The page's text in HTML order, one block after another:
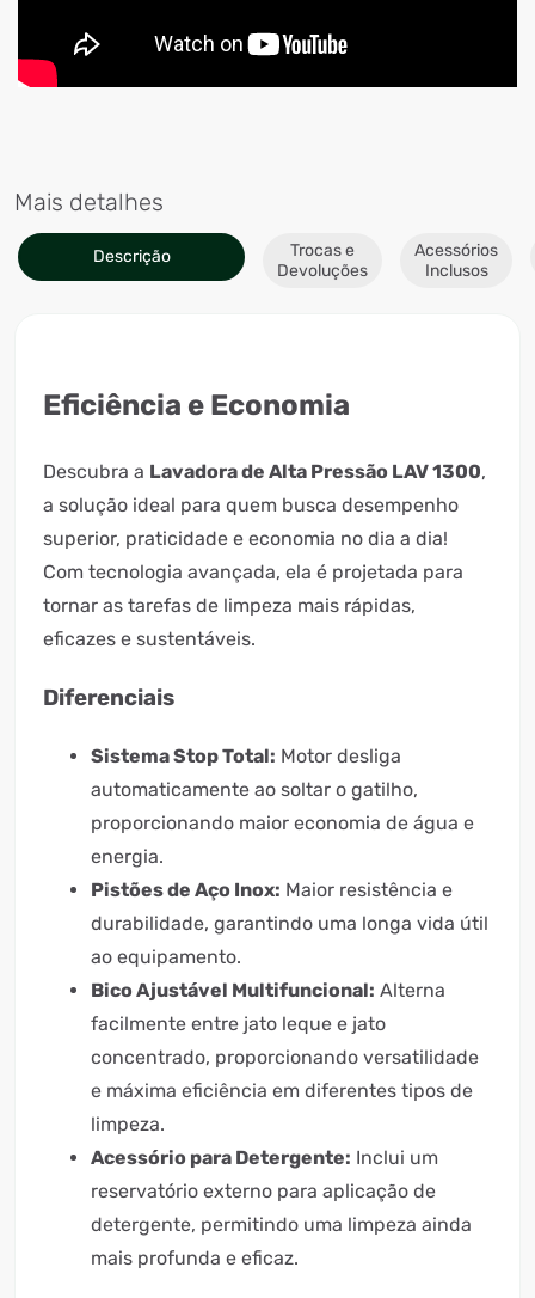
Mais detalhes
Descrição
Trocas e
Devoluções
Acessórios
Inclusos
Eficiência e Economia
Descubra a Lavadora de Alta Pressão LAV 1300,
a solução ideal para quem busca desempenho
superior, praticidade e economia no dia a dia!
Com tecnologia avançada, ela é projetada para
tornar as tarefas de limpeza mais rápidas,
eficazes e sustentáveis.
Diferenciais
Sistema Stop Total: Motor desliga
automaticamente ao soltar o gatilho,
proporcionando maior economia de água e
energia.
Pistões de Aço Inox: Maior resistência e
durabilidade, garantindo uma longa vida útil
ao equipamento.
Bico Ajustável Multifuncional: Alterna
facilmente entre jato leque e jato
concentrado, proporcionando versatilidade
e máxima eficiência em diferentes tipos de
limpeza.
Acessório para Detergente: Inclui um
reservatório externo para aplicação de
detergente, permitindo uma limpeza ainda
mais profunda e eficaz.